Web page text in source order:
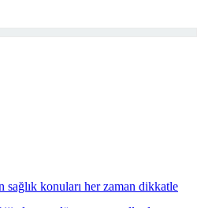
konuları her zaman dikkatle